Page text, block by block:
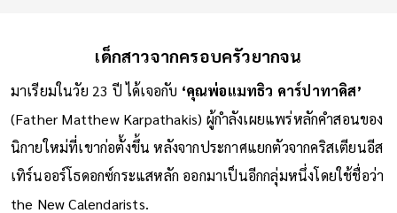
เด็กสาวจากครอบครัวยากจน
มาเรียมในวัย 23 ปี ได้เจอกับ ‘คุณพ่อแมทธิว คาร์ปาทาคิส’
(Father Matthew Karpathakis) ผู้กำลังเผยแพร่หลักคำสอนของ
นิกายใหม่ที่เขาก่อตั้งขึ้น หลังจากประกาศแยกตัวจากคริสเตียนอีส
เทิร์นออร์โธดอกซ์กระแสหลัก ออกมาเป็นอีกกลุ่มหนึ่งโดยใช้ชื่อว่า
the New Calendarists.